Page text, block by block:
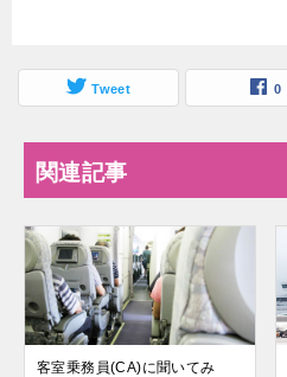
Tweet 0
関連記事
客室乗務員(CA)に聞いてみ